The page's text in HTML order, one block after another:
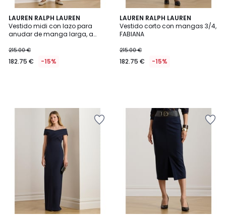
LAUREN RALPH LAUREN
Vestido midi con lazo para
anudar de manga larga, a
215.00 €
182.75 € -15%
LAUREN RALPH LAUREN
Vestido corto con mangas 3/4,
FABIANA
215.00 €
182.75 € -15%